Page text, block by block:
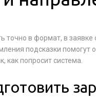
точно в формат, в
подсказки помогут
как попросит система.